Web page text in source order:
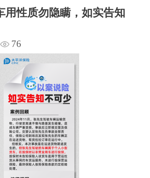
用性质勿隐瞒，如实告知
76